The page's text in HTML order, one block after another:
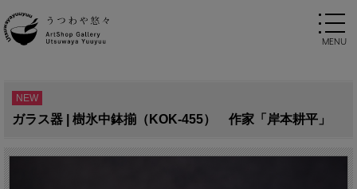
NEW
ガラス器 | 樹氷中鉢揃（KOK-455） 作家「岸本耕平」